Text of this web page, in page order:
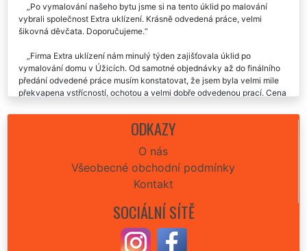
Po vymalování našeho bytu jsme si na tento úklid po malování
vybrali společnost Extra uklízení. Krásně odvedená práce, velmi
šikovná děvčata. Doporučujeme.
Firma Extra uklízení nám minulý týden zajišťovala úklid po
vymalování domu v Úžicích. Od samotné objednávky až do finálního
předání odvedené práce musím konstatovat, že jsem byla velmi mile
překvapena vstřícností, ochotou a velmi dobře odvedenou prací. Cena
úklidové firmy.
ODKAZY
O nás
Všeobecné obchodní podmínky
Kontakt
SOCIÁLNÍ SÍTĚ